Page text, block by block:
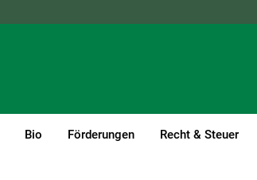
Bio Förderungen Recht & Steuer